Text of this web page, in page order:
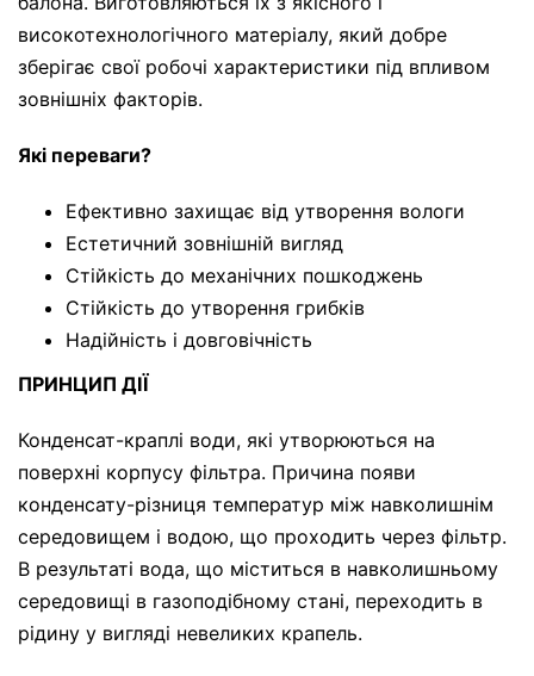
високотехнологічного матеріалу, який добре
зберігає свої робочі характеристики під впливом
зовнішніх факторів.
Які переваги?
Ефективно захищає від утворення вологи
Естетичний зовнішній вигляд
Стійкість до механічних пошкоджень
Стійкість до утворення грибків
Надійність і довговічність
ПРИНЦИП ДІЇ
Конденсат-краплі води, які утворюються на
поверхні корпусу фільтра. Причина появи
конденсату-різниця температур між навколишнім
середовищем і водою, що проходить через фільтр.
В результаті вода, що міститься в навколишньому
середовищі в газоподібному стані, переходить в
рідину у вигляді невеликих крапель.